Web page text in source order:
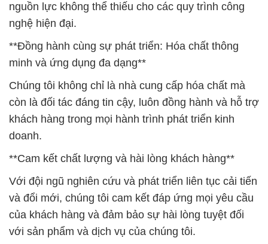
nguồn lực không thể thiếu cho các quy trình công
nghệ hiện đại.
**Đồng hành cùng sự phát triển: Hóa chất thông
minh và ứng dụng đa dạng**
Chúng tôi không chỉ là nhà cung cấp hóa chất mà
còn là đối tác đáng tin cậy, luôn đồng hành và hỗ trợ
khách hàng trong mọi hành trình phát triển kinh
doanh.
**Cam kết chất lượng và hài lòng khách hàng**
Với đội ngũ nghiên cứu và phát triển liên tục cải tiến
và đổi mới, chúng tôi cam kết đáp ứng mọi yêu cầu
của khách hàng và đảm bảo sự hài lòng tuyệt đối
với sản phẩm và dịch vụ của chúng tôi.